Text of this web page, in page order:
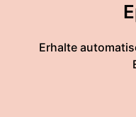
Erhalte